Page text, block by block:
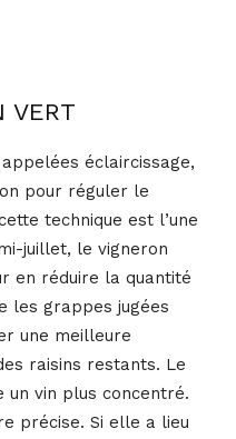
VERT
éclaircissage,
pour réguler le
technique est l’une
juillet, le vigneron
en réduire la quantité
les grappes jugées
une meilleure
raisins restants. Le
un vin plus concentré.
précise. Si elle a lieu